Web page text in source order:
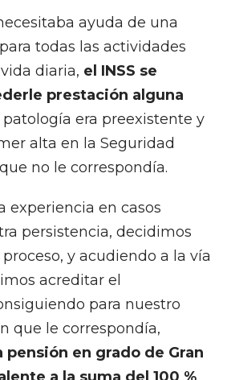
ayuda de una
todas las actividades
diaria, el INSS se
prestación alguna
era preexistente y
alta en la Seguridad
no le correspondía.
experiencia en casos
persistencia, decidimos
y acudiendo a la vía
acreditar el
para nuestro
que le correspondía,
en grado de Gran